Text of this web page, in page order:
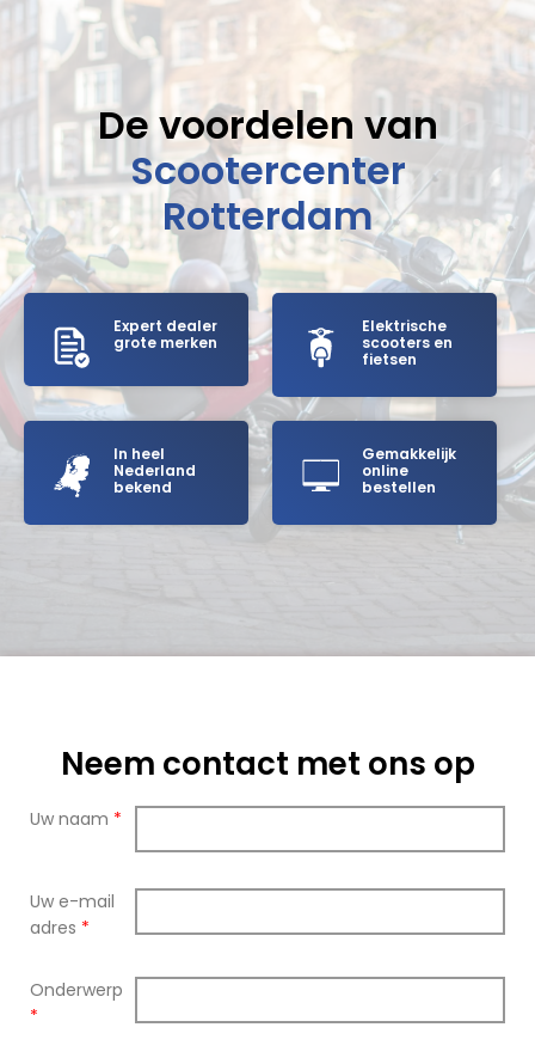
De voordelen van
Scootercenter
Rotterdam
Expert dealer
grote merken
Elektrische
scooters en
fietsen
In heel
Nederland
bekend
Gemakkelijk
online
bestellen
Neem contact met ons op
Uw naam *
Uw e-mail
adres *
Onderwerp
*